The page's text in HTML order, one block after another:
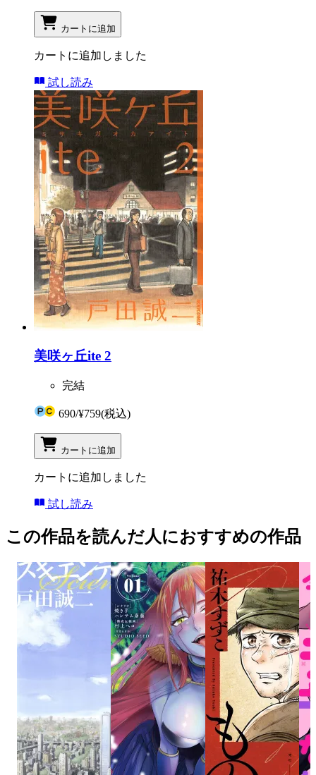
カートに追加
カートに追加しました
試し読み
美咲ヶ丘ite 2
完結
690/¥759(税込)
カートに追加
カートに追加しました
試し読み
この作品を読んだ人におすすめの作品